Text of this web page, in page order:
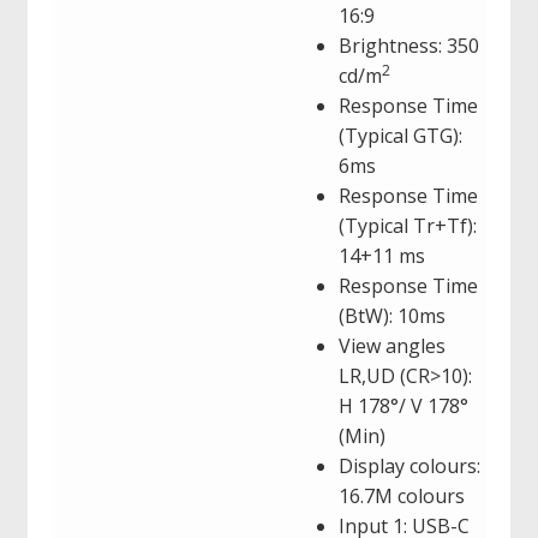
16:9
Brightness: 350
cd/m2
Response Time
(Typical GTG):
6ms
Response Time
(Typical Tr+Tf):
14+11 ms
Response Time
(BtW): 10ms
View angles
LR,UD (CR>10):
H 178°/ V 178°
(Min)
Display colours:
16.7M colours
Input 1: USB-C